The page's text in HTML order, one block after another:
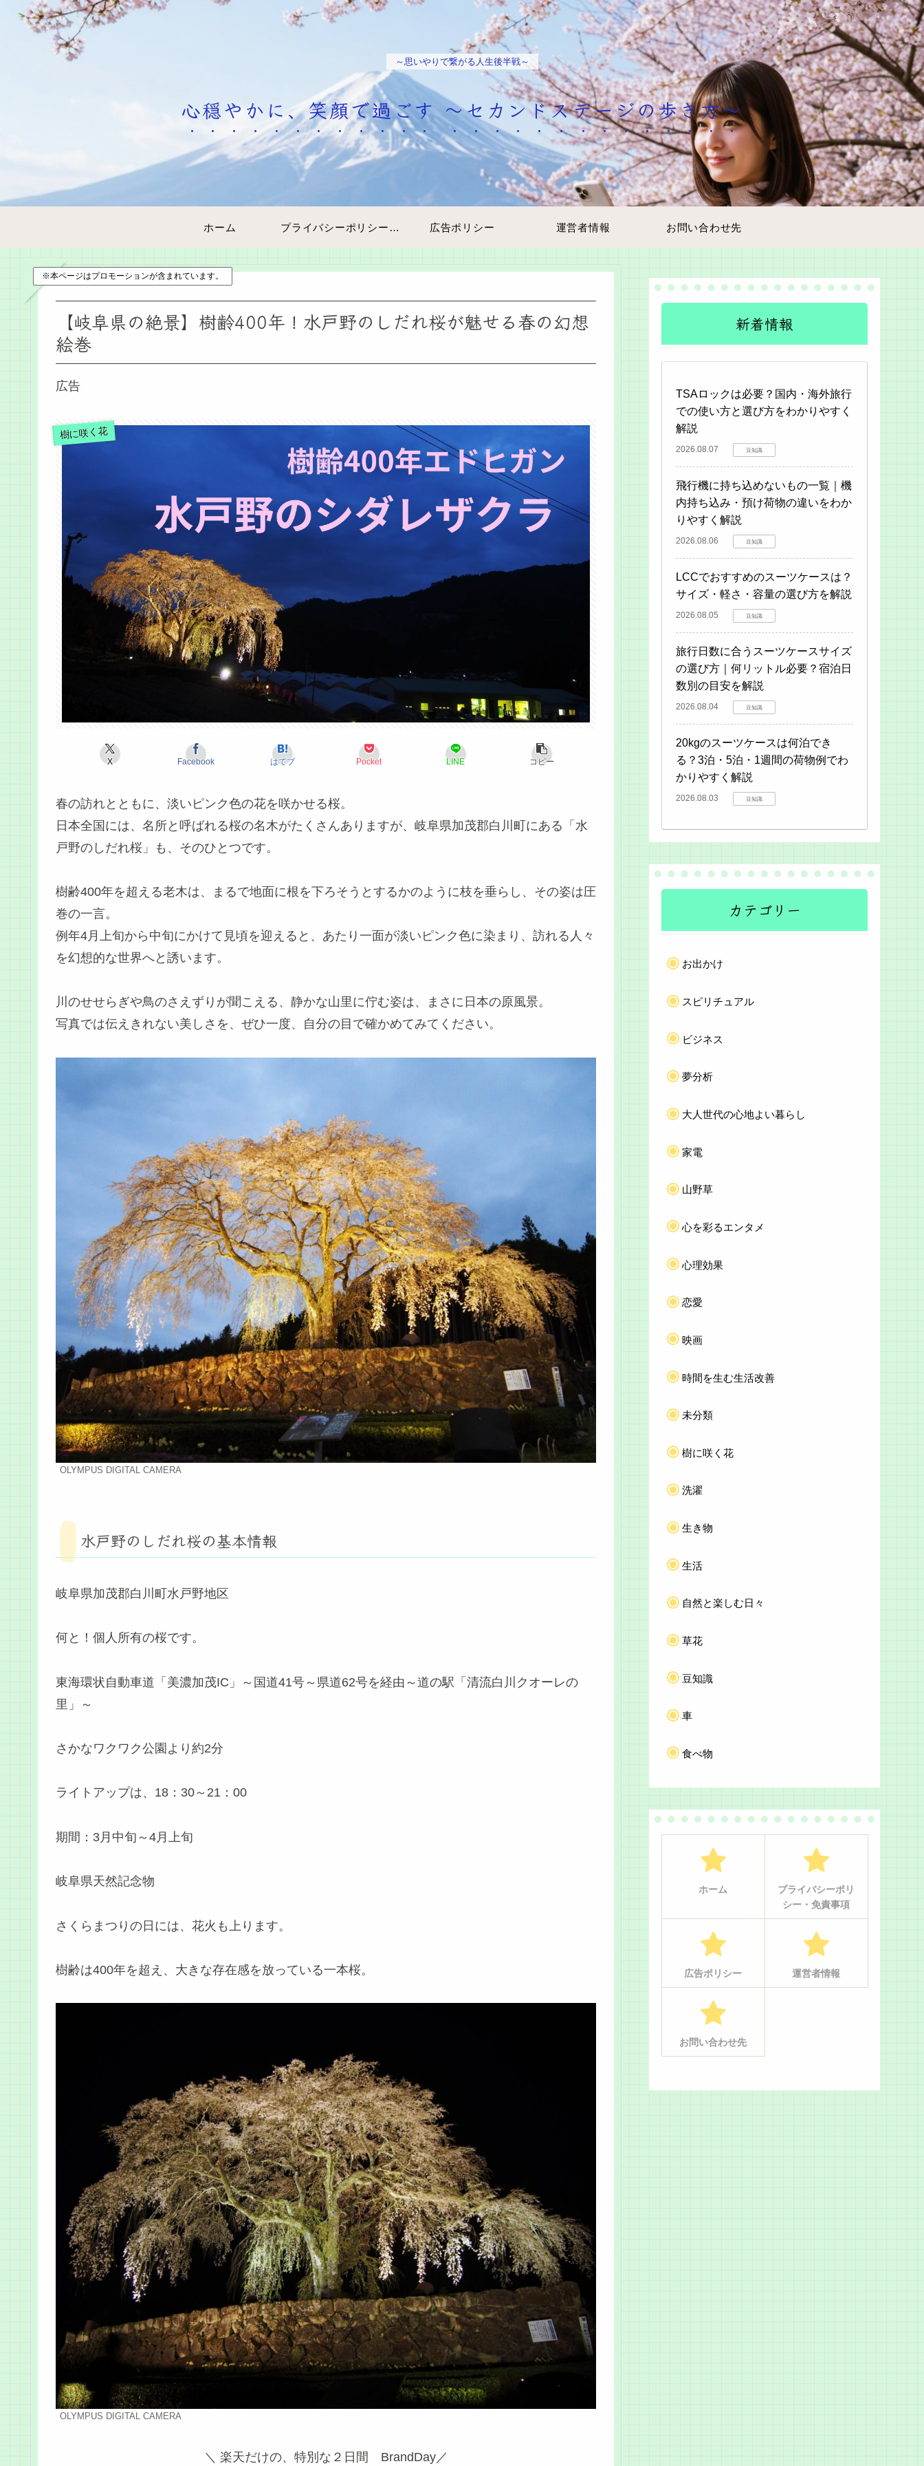
～思いやりで繋がる人生後半戦～
心穏やかに、笑顔で過ごす ～セカンドステージの歩き方～
ホーム プライバシーポリシー・免責事項 広告ポリシー 運営者情報 お問い合わせ先
※本ページはプロモーションが含まれています。
【岐阜県の絶景】樹齢400年！水戸野のしだれ桜が魅せる春の幻想
絵巻
広告
樹に咲く花
X Facebook はてブ Pocket LINE コピー
春の訪れとともに、淡いピンク色の花を咲かせる桜。
日本全国には、名所と呼ばれる桜の名木がたくさんありますが、岐阜県加茂郡白川町にある「水
戸野のしだれ桜」も、そのひとつです。
樹齢400年を超える老木は、まるで地面に根を下ろそうとするかのように枝を垂らし、その姿は圧
巻の一言。
例年4月上旬から中旬にかけて見頃を迎えると、あたり一面が淡いピンク色に染まり、訪れる人々
を幻想的な世界へと誘います。
川のせせらぎや鳥のさえずりが聞こえる、静かな山里に佇む姿は、まさに日本の原風景。
写真では伝えきれない美しさを、ぜひ一度、自分の目で確かめてみてください。
OLYMPUS DIGITAL CAMERA
水戸野のしだれ桜の基本情報
岐阜県加茂郡白川町水戸野地区
何と！個人所有の桜です。
東海環状自動車道「美濃加茂IC」～国道41号～県道62号を経由～道の駅「清流白川クオーレの
里」～
さかなワクワク公園より約2分
ライトアップは、18：30～21：00
期間：3月中旬～4月上旬
岐阜県天然記念物
さくらまつりの日には、花火も上ります。
樹齢は400年を超え、大きな存在感を放っている一本桜。
OLYMPUS DIGITAL CAMERA
＼ 楽天だけの、特別な２日間 BrandDay／
新着情報
TSAロックは必要？国内・海外旅行
での使い方と選び方をわかりやすく
解説
2026.08.07 豆知識
飛行機に持ち込めないもの一覧｜機
内持ち込み・預け荷物の違いをわか
りやすく解説
2026.08.06 豆知識
LCCでおすすめのスーツケースは？
サイズ・軽さ・容量の選び方を解説
2026.08.05 豆知識
旅行日数に合うスーツケースサイズ
の選び方｜何リットル必要？宿泊日
数別の目安を解説
2026.08.04 豆知識
20kgのスーツケースは何泊でき
る？3泊・5泊・1週間の荷物例でわ
かりやすく解説
2026.08.03 豆知識
カテゴリー
お出かけ
スピリチュアル
ビジネス
夢分析
大人世代の心地よい暮らし
家電
山野草
心を彩るエンタメ
心理効果
恋愛
映画
時間を生む生活改善
未分類
樹に咲く花
洗濯
生き物
生活
自然と楽しむ日々
草花
豆知識
車
食べ物
ホーム
プライバシーポリ
シー・免責事項
広告ポリシー 運営者情報
お問い合わせ先